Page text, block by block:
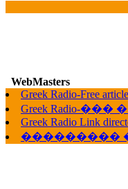
WebMasters
Greek Radio-Free
Greek Radio-
Greek Radio Link
���������